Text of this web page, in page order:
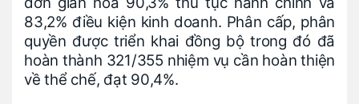
83,2% điều kiện kinh doanh. Phân cấp, phân
quyền được triển khai đồng bộ trong đó đã
hoàn thành 321/355 nhiệm vụ cần hoàn thiện
về thể chế, đạt 90,4%.